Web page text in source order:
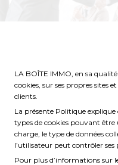
LA BOÎTE IMMO, en sa
cookies, sur ses propres sites
clients.
La présente Politique explique
types de cookies pouvant être
charge, le type de données
l’utilisateur peut contrôler ses
Pour plus d’informations sur